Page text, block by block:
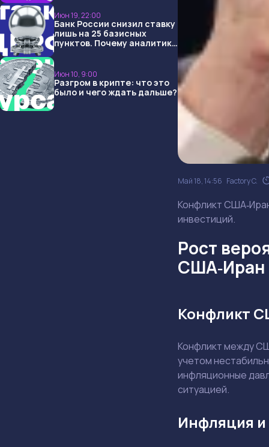
Июн 19, 22:00
Банк России снизил ставку
лишь на 25 базисных
пунктов. Почему аналитики
Июн 10, 9:00
Разгром в крипте: что это
было и чего ждать дальше?
Май 18, 14:56 Factory C.
Конфликт
инвестиций.
Рост
Конфликт
Конфликт между
учетом
инфляционные
ситуацией.
Инфляция